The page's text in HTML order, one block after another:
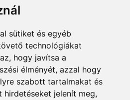
sütiket és egyéb
technológiákat
hogy javítsa a
élményét, azzal hogy
szabott tartalmakat és
hirdetéseket jelenít meg,